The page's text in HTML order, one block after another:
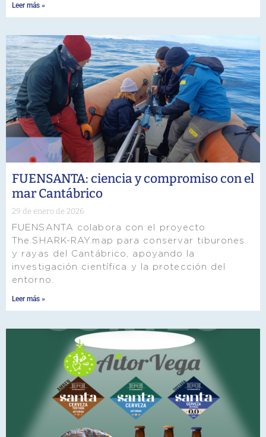
Leer más »
FUENSANTA: ciencia y compromiso con el
mar Cantábrico
29 de enero de 2026
FUENSANTA colabora con el proyecto
The.SHARK-RAY.map para conservar tiburones
y rayas del Cantábrico, apoyando la
investigación científica y la protección del
entorno.
Leer más »